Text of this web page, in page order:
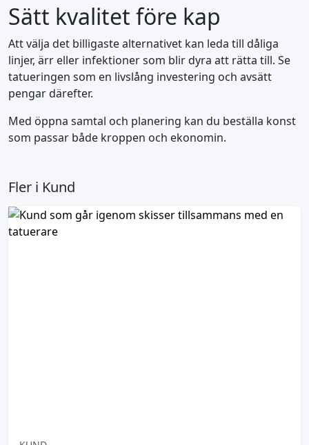
Sätt kvalitet före kap
Att välja det billigaste alternativet kan leda till dåliga
linjer, ärr eller infektioner som blir dyra att rätta till. Se
tatueringen som en livslång investering och avsätt
pengar därefter.
Med öppna samtal och planering kan du beställa konst
som passar både kroppen och ekonomin.
Fler i Kund